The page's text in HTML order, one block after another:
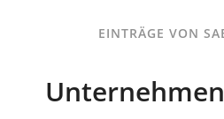
EINTRÄGE VON